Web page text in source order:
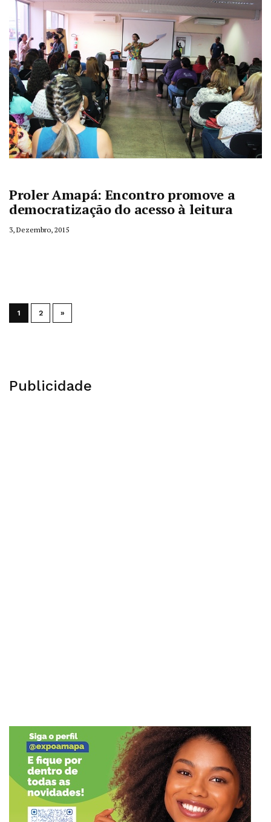
Proler Amapá: Encontro promove a
democratização do acesso à leitura
3, Dezembro, 2015
1 2 »
Publicidade